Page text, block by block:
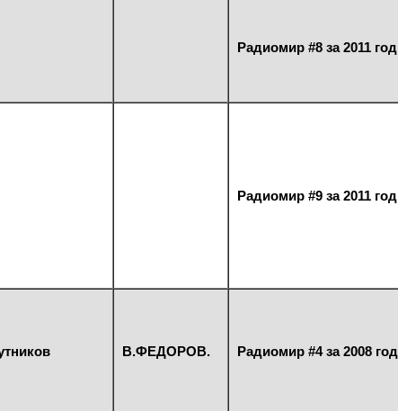
Радиомир #8 за 2011 год
Радиомир #9 за 2011 год
В.ФЕДОРОВ. Радиомир #4 за 2008 год